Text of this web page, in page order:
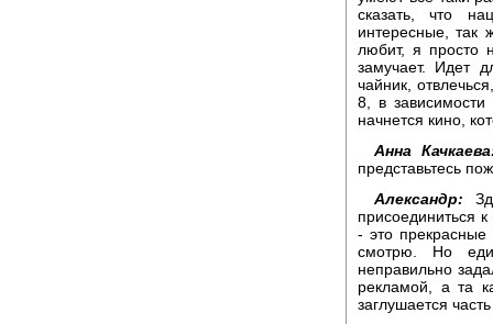
сказать, что
интересные, так
любит, я просто
замучает. Идет
чайник,
8, в
начнется кино,
Анна
представьтесь
Александр:
присоединиться
- это прекрасные
смотрю. Но
неправильно
рекламой, а та
заглушается